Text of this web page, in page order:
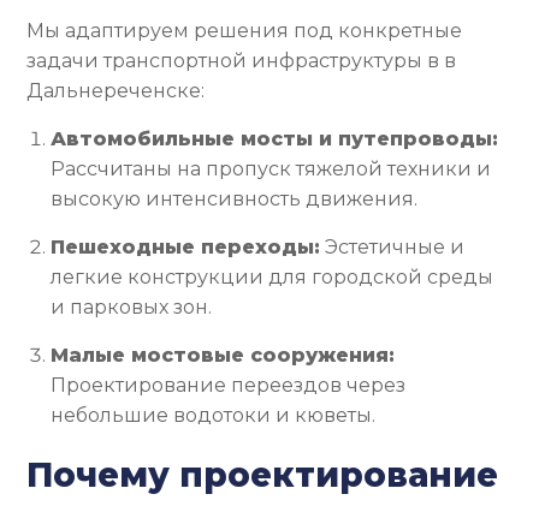
Мы адаптируем решения под конкретные
задачи транспортной инфраструктуры в в
Дальнереченске:
Автомобильные мосты и путепроводы:
Рассчитаны на пропуск тяжелой техники и
высокую интенсивность движения.
Пешеходные переходы: Эстетичные и
легкие конструкции для городской среды
и парковых зон.
Малые мостовые сооружения:
Проектирование переездов через
небольшие водотоки и кюветы.
Почему проектирование